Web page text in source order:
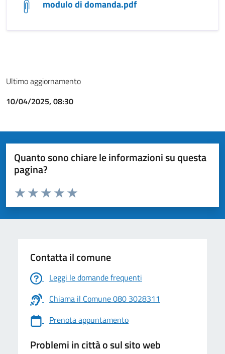
modulo di domanda.pdf
Ultimo aggiornamento
10/04/2025, 08:30
Quanto sono chiare le informazioni su questa
pagina?
Valuta da 1 a 5 stelle la pagina
Valuta 5 stelle su 5
Valuta 4 stelle su 5
Valuta 3 stelle su 5
Valuta 2 stelle su 5
Valuta 1 stelle su 5
Contatta il comune
Leggi le domande frequenti
Chiama il Comune 080 3028311
Prenota appuntamento
Problemi in città o sul sito web